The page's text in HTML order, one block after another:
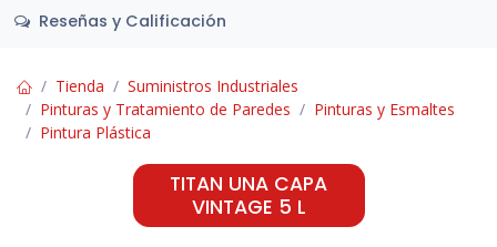
Reseñas y Calificación
Tienda
Suministros Industriales
Pinturas y Tratamiento de Paredes
Pinturas y Esmaltes
Pintura Plástica
TITAN UNA CAPA
VINTAGE 5 L